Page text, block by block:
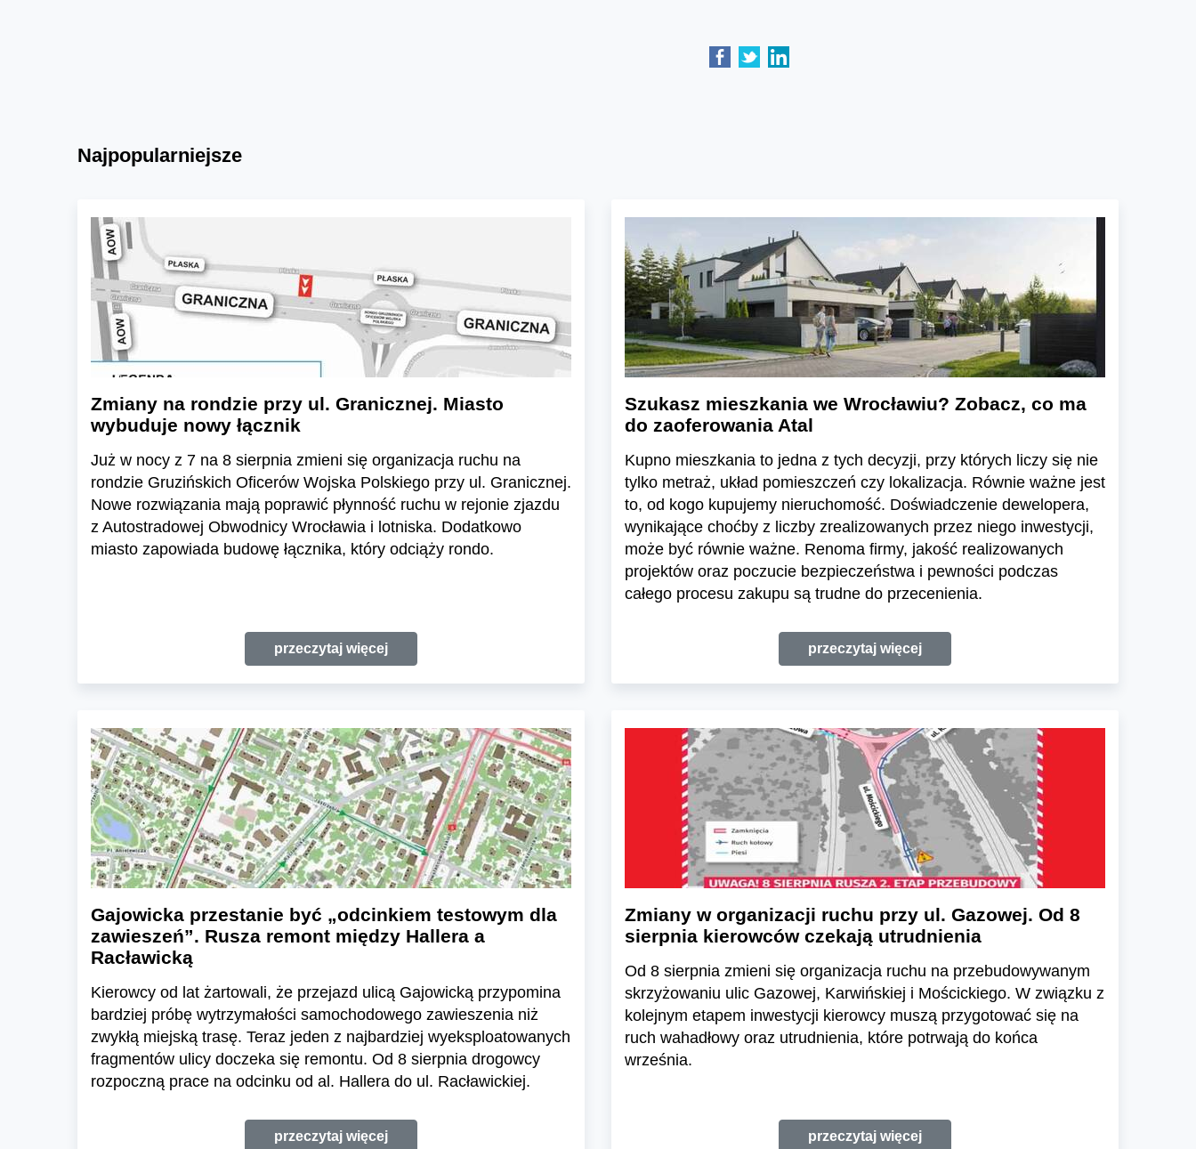
Najpopularniejsze
Zmiany na rondzie przy ul. Granicznej. Miasto
wybuduje nowy łącznik
Już w nocy z 7 na 8 sierpnia zmieni się organizacja ruchu na
rondzie Gruzińskich Oficerów Wojska Polskiego przy ul. Granicznej.
Nowe rozwiązania mają poprawić płynność ruchu w rejonie zjazdu
z Autostradowej Obwodnicy Wrocławia i lotniska. Dodatkowo
miasto zapowiada budowę łącznika, który odciąży rondo.
przeczytaj więcej
Szukasz mieszkania we Wrocławiu? Zobacz, co ma
do zaoferowania Atal
Kupno mieszkania to jedna z tych decyzji, przy których liczy się nie
tylko metraż, układ pomieszczeń czy lokalizacja. Równie ważne jest
to, od kogo kupujemy nieruchomość. Doświadczenie dewelopera,
wynikające choćby z liczby zrealizowanych przez niego inwestycji,
może być równie ważne. Renoma firmy, jakość realizowanych
projektów oraz poczucie bezpieczeństwa i pewności podczas
całego procesu zakupu są trudne do przecenienia.
przeczytaj więcej
Gajowicka przestanie być „odcinkiem testowym dla
zawieszeń”. Rusza remont między Hallera a
Racławicką
Kierowcy od lat żartowali, że przejazd ulicą Gajowicką przypomina
bardziej próbę wytrzymałości samochodowego zawieszenia niż
zwykłą miejską trasę. Teraz jeden z najbardziej wyeksploatowanych
fragmentów ulicy doczeka się remontu. Od 8 sierpnia drogowcy
rozpoczną prace na odcinku od al. Hallera do ul. Racławickiej.
przeczytaj więcej
Zmiany w organizacji ruchu przy ul. Gazowej. Od 8
sierpnia kierowców czekają utrudnienia
Od 8 sierpnia zmieni się organizacja ruchu na przebudowywanym
skrzyżowaniu ulic Gazowej, Karwińskiej i Mościckiego. W związku z
kolejnym etapem inwestycji kierowcy muszą przygotować się na
ruch wahadłowy oraz utrudnienia, które potrwają do końca
września.
przeczytaj więcej